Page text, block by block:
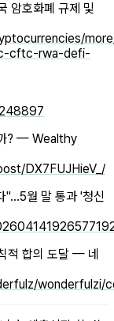
암호화폐 규제 및
cftc-rwa-defi-
? — Wealthy
DX7FUJHieV_/
"…5월 말 통과 '청신
적 합의 도달 — 네